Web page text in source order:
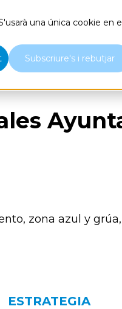
una única cookie en
Subscriure's i rebutjar
Nosotros
zona azul y
ESTRATEGIA